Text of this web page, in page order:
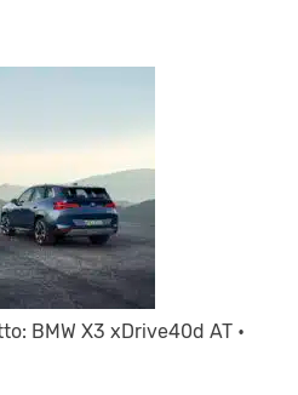
BMW X3 xDrive40d AT •